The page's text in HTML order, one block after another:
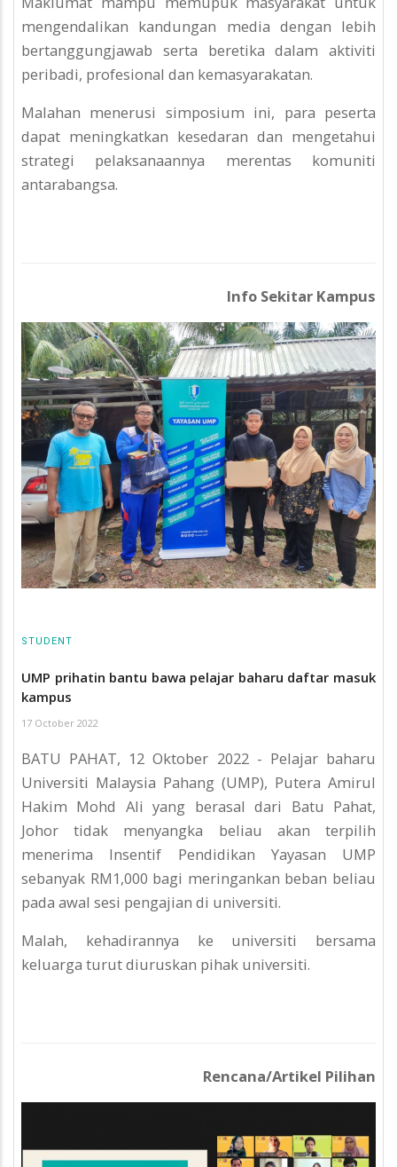
mengendalikan kandungan media dengan lebih
bertanggungjawab serta beretika dalam aktiviti
peribadi, profesional dan kemasyarakatan.
Malahan menerusi simposium ini, para peserta
dapat meningkatkan kesedaran dan mengetahui
strategi pelaksanaannya merentas komuniti
antarabangsa.
Info Sekitar Kampus
STUDENT
UMP prihatin bantu bawa pelajar baharu daftar masuk
kampus
17 October 2022
BATU PAHAT, 12 Oktober 2022 - Pelajar baharu
Universiti Malaysia Pahang (UMP), Putera Amirul
Hakim Mohd Ali yang berasal dari Batu Pahat,
Johor tidak menyangka beliau akan terpilih
menerima Insentif Pendidikan Yayasan UMP
sebanyak RM1,000 bagi meringankan beban beliau
pada awal sesi pengajian di universiti.
Malah, kehadirannya ke universiti bersama
keluarga turut diuruskan pihak universiti.
Rencana/Artikel Pilihan